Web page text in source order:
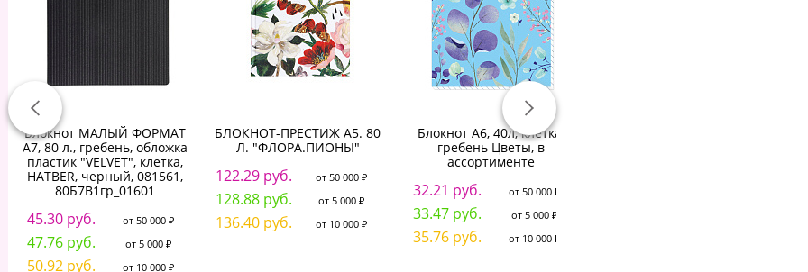
Блокнот МАЛЫЙ ФОРМАТ
А7, 80 л., гребень, обложка
пластик "VELVET", клетка,
HATBER, черный, 081561,
80Б7В1гр_01601
45.30 руб. от 50 000 ₽
47.76 руб. от 5 000 ₽
50.92 руб. от 10 000 ₽
БЛОКНОТ-ПРЕСТИЖ А5. 80
Л. "ФЛОРА.ПИОНЫ"
122.29 руб. от 50 000 ₽
128.88 руб. от 5 000 ₽
136.40 руб. от 10 000 ₽
Блокнот А6, 40л, клетка,
гребень Цветы, в
ассортименте
32.21 руб. от 50 000 ₽
33.47 руб. от 5 000 ₽
35.76 руб. от 10 000 ₽